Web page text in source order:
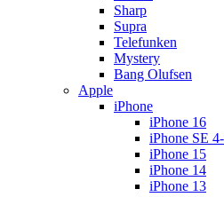
Sharp
Supra
Telefunken
Mystery
Bang Olufsen
Apple
iPhone
iPhone 16
iPhone SE
iPhone 15
iPhone 14
iPhone 13